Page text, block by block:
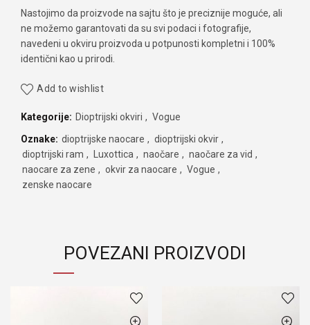
Nastojimo da proizvode na sajtu što je preciznije moguće, ali
ne možemo garantovati da su svi podaci i fotografije,
navedeni u okviru proizvoda u potpunosti kompletni i 100%
identični kao u prirodi.
Add to wishlist
Kategorije: Dioptrijski okviri , Vogue
Oznake: dioptrijske naocare , dioptrijski okvir ,
dioptrijski ram , Luxottica , naočare , naočare za vid ,
naocare za zene , okvir za naocare , Vogue ,
zenske naocare
POVEZANI PROIZVODI